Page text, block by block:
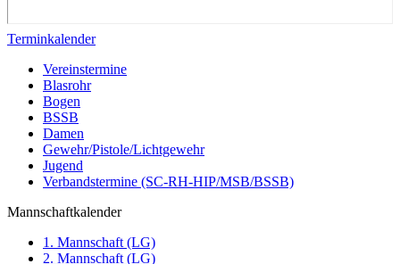
Terminkalender
Vereinstermine
Blasrohr
Bogen
BSSB
Damen
Gewehr/Pistole/Lichtgewehr
Jugend
Verbandstermine (SC-RH-HIP/MSB/BSSB)
Mannschaftkalender
1. Mannschaft (LG)
2. Mannschaft (LG)